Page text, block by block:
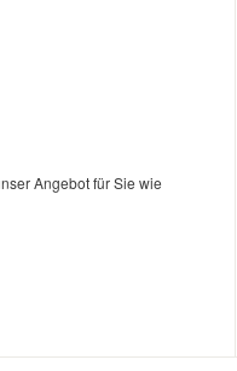
Angebot für Sie wie